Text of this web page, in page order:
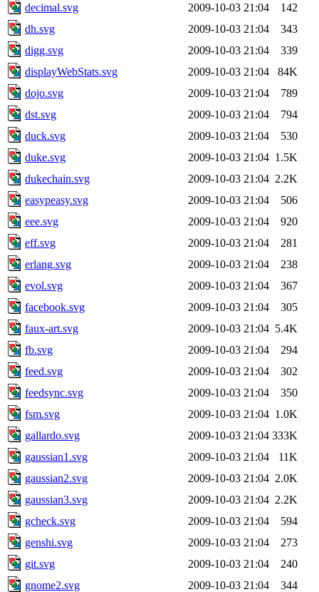
decimal.svg
2009-10-03 21:04
142
dh.svg
2009-10-03 21:04
343
digg.svg
2009-10-03 21:04
339
displayWebStats.svg
2009-10-03 21:04
84K
dojo.svg
2009-10-03 21:04
789
dst.svg
2009-10-03 21:04
794
duck.svg
2009-10-03 21:04
530
duke.svg
2009-10-03 21:04 1.5K
dukechain.svg
2009-10-03 21:04 2.2K
easypeasy.svg
2009-10-03 21:04
506
eee.svg
2009-10-03 21:04
920
eff.svg
2009-10-03 21:04
281
erlang.svg
2009-10-03 21:04
238
evol.svg
2009-10-03 21:04
367
facebook.svg
2009-10-03 21:04
305
faux-art.svg
2009-10-03 21:04 5.4K
fb.svg
2009-10-03 21:04
294
feed.svg
2009-10-03 21:04
302
feedsync.svg
2009-10-03 21:04
350
fsm.svg
2009-10-03 21:04 1.0K
gallardo.svg
2009-10-03 21:04 333K
gaussian1.svg
2009-10-03 21:04
11K
gaussian2.svg
2009-10-03 21:04 2.0K
gaussian3.svg
2009-10-03 21:04 2.2K
gcheck.svg
2009-10-03 21:04
594
genshi.svg
2009-10-03 21:04
273
git.svg
2009-10-03 21:04
240
gnome2.svg
2009-10-03 21:04
344